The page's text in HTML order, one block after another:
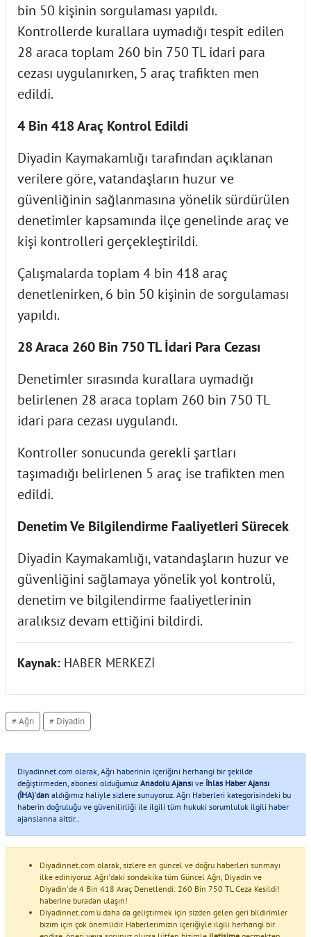
bin 50 kişinin sorgulaması yapıldı.
Kontrollerde kurallara uymadığı tespit edilen
28 araca toplam 260 bin 750 TL idari para
cezası uygulanırken, 5 araç trafikten men
edildi.
4 Bin 418 Araç Kontrol Edildi
Diyadin Kaymakamlığı tarafından açıklanan
verilere göre, vatandaşların huzur ve
güvenliğinin sağlanmasına yönelik sürdürülen
denetimler kapsamında ilçe genelinde araç ve
kişi kontrolleri gerçekleştirildi.
Çalışmalarda toplam 4 bin 418 araç
denetlenirken, 6 bin 50 kişinin de sorgulaması
yapıldı.
28 Araca 260 Bin 750 TL İdari Para Cezası
Denetimler sırasında kurallara uymadığı
belirlenen 28 araca toplam 260 bin 750 TL
idari para cezası uygulandı.
Kontroller sonucunda gerekli şartları
taşımadığı belirlenen 5 araç ise trafikten men
edildi.
Denetim Ve Bilgilendirme Faaliyetleri Sürecek
Diyadin Kaymakamlığı, vatandaşların huzur ve
güvenliğini sağlamaya yönelik yol kontrolü,
denetim ve bilgilendirme faaliyetlerinin
aralıksız devam ettiğini bildirdi.
Kaynak: HABER MERKEZİ
# Ağrı # Diyadin
Diyadinnet.com olarak, Ağrı haberinin içeriğini herhangi bir şekilde
değiştirmeden, abonesi olduğumuz Anadolu Ajansı ve İhlas Haber Ajansı
(İHA)'dan aldığımız haliyle sizlere sunuyoruz. Ağrı Haberleri kategorisindeki bu
haberin doğruluğu ve güvenilirliği ile ilgili tüm hukuki sorumluluk ilgili haber
ajanslarına aittir..
Diyadinnet.com olarak, sizlere en güncel ve doğru haberleri sunmayı
ilke ediniyoruz. Ağrı'daki sondakika tüm Güncel Ağrı, Diyadin ve
Diyadin'de 4 Bin 418 Araç Denetlendi: 260 Bin 750 TL Ceza Kesildi!
haberine buradan ulaşın!
Diyadinnet.com'u daha da geliştirmek için sizden gelen geri bildirimler
bizim için çok önemlidir. Haberlerimizin içeriğiyle ilgili herhangi bir